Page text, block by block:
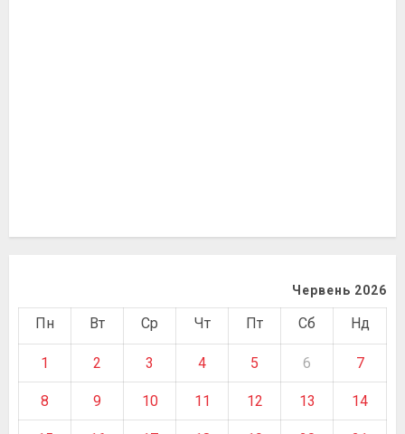
Червень 2026
Пн Вт Ср Чт Пт Сб Нд
1 2 3 4 5 6 7
8 9 10 11 12 13 14